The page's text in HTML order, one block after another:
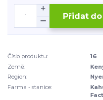
Přidat
Číslo produktu:
16
Země:
Region:
Farma - stanice: